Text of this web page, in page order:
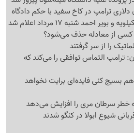
احمد شنبه 17 مرداد اعلام شد
از معادله حذف می‌شود؟
را از سر گرفتند
ترامپ التماس توافقی را می‌کند که
بسیج کنی فایده‌ای برایت نخواهد